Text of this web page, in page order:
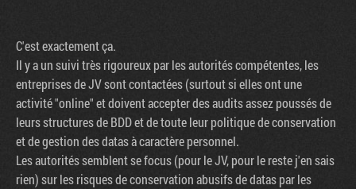
C'est exactement ça.
Il y a un suivi très rigoureux par les autorités compétentes, les
entreprises de JV sont contactées (surtout si elles ont une
activité "online" et doivent accepter des audits assez poussés de
leurs structures de BDD et de toute leur politique de conservation
et de gestion des datas à caractère personnel.
Les autorités semblent se focus (pour le JV, pour le reste j'en sais
rien) sur les risques de conservation abusifs de datas par les